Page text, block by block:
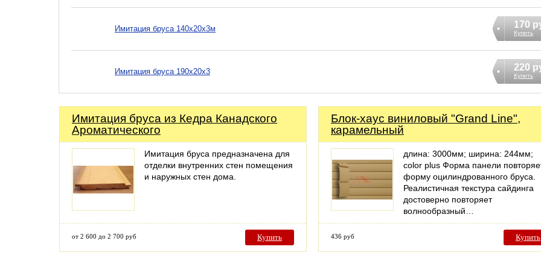
Имитация бруса 140х20х3м 170
Купить
Имитация бруса 190х20х3 220
Купить
Имитация бруса из Кедра Канадского
Ароматического
Имитация бруса предназначена для
отделки внутренних стен помещения
и наружных стен дома.
от 2 600 до 2 700 руб Купить
Блок-хаус виниловый "Grand Line",
карамельный
длина: 3000мм; ширина: 244мм;
color plus Форма панели
форму оцилиндрованного бруса.
Реалистичная текстура сайдинга
достоверно повторяет
волнообразный…
436 руб Купить